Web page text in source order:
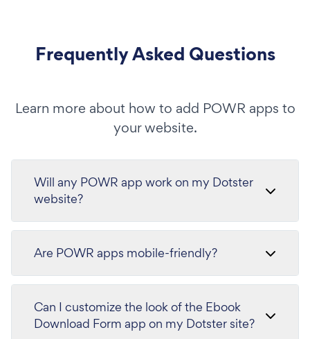
Frequently Asked Questions
Learn more about how to add POWR apps to
your website.
Will any POWR app work on my Dotster
website?
Are POWR apps mobile-friendly?
Can I customize the look of the Ebook
Download Form app on my Dotster site?